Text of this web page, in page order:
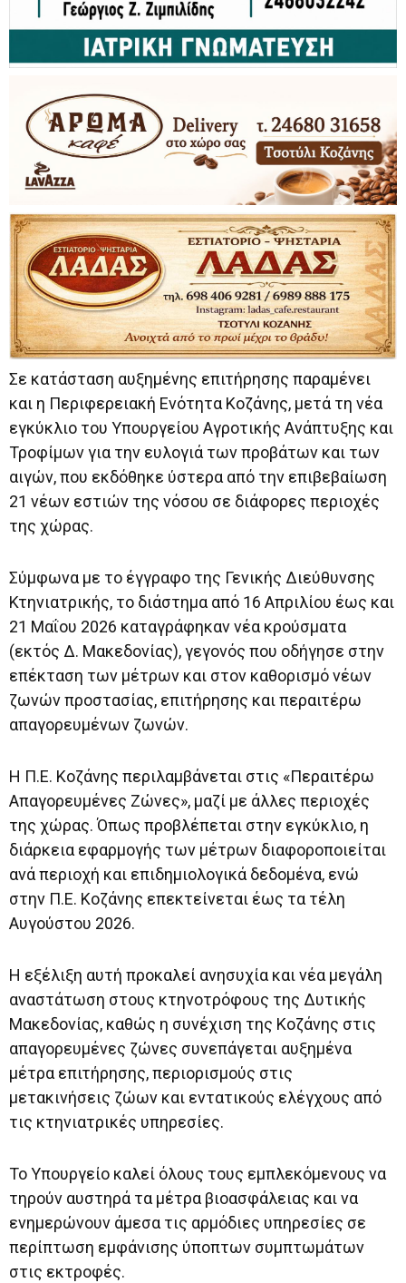
Σε κατάσταση αυξημένης επιτήρησης παραμένει
και η Περιφερειακή Ενότητα Κοζάνης, μετά τη νέα
εγκύκλιο του Υπουργείου Αγροτικής Ανάπτυξης και
Τροφίμων για την ευλογιά των προβάτων και των
αιγών, που εκδόθηκε ύστερα από την επιβεβαίωση
21 νέων εστιών της νόσου σε διάφορες περιοχές
της χώρας.
Σύμφωνα με το έγγραφο της Γενικής Διεύθυνσης
Κτηνιατρικής, το διάστημα από 16 Απριλίου έως και
21 Μαΐου 2026 καταγράφηκαν νέα κρούσματα
(εκτός Δ. Μακεδονίας), γεγονός που οδήγησε στην
επέκταση των μέτρων και στον καθορισμό νέων
ζωνών προστασίας, επιτήρησης και περαιτέρω
απαγορευμένων ζωνών.
Η Π.Ε. Κοζάνης περιλαμβάνεται στις «Περαιτέρω
Απαγορευμένες Ζώνες», μαζί με άλλες περιοχές
της χώρας. Όπως προβλέπεται στην εγκύκλιο, η
διάρκεια εφαρμογής των μέτρων διαφοροποιείται
ανά περιοχή και επιδημιολογικά δεδομένα, ενώ
στην Π.Ε. Κοζάνης επεκτείνεται έως τα τέλη
Αυγούστου 2026.
Η εξέλιξη αυτή προκαλεί ανησυχία και νέα μεγάλη
αναστάτωση στους κτηνοτρόφους της Δυτικής
Μακεδονίας, καθώς η συνέχιση της Κοζάνης στις
απαγορευμένες ζώνες συνεπάγεται αυξημένα
μέτρα επιτήρησης, περιορισμούς στις
μετακινήσεις ζώων και εντατικούς ελέγχους από
τις κτηνιατρικές υπηρεσίες.
Το Υπουργείο καλεί όλους τους εμπλεκόμενους να
τηρούν αυστηρά τα μέτρα βιοασφάλειας και να
ενημερώνουν άμεσα τις αρμόδιες υπηρεσίες σε
περίπτωση εμφάνισης ύποπτων συμπτωμάτων
στις εκτροφές.